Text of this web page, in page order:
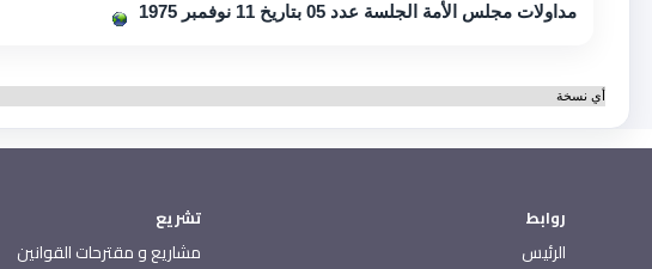
مداولات مجلس الأمة الجلسة عدد 05 بتاريخ 11 نوفمبر 1975
أي نسخة
روابط
الرئيس
تشريع
مشاريع و مقترحات القوانين